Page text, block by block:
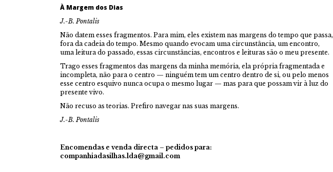
À Margem dos Dias
J.-B. Pontalis
Não datem esses fragmentos. Para mim, eles existem nas margens do tempo que passa,
fora da cadeia do tempo. Mesmo quando evocam uma circunstância, um encontro,
uma leitura do passado, essas circunstâncias, encontros e leituras são o meu presente.
Trago esses fragmentos das margens da minha memória, ela própria fragmentada e
incompleta, não para o centro — ninguém tem um centro dentro de si, ou pelo menos
esse centro esquivo nunca ocupa o mesmo lugar — mas para que possam vir à luz do
presente vivo.
Não recuso as teorias. Prefiro navegar nas suas margens.
J.-B. Pontalis
Encomendas e venda directa – pedidos para:
companhiadasilhas.lda@gmail.com